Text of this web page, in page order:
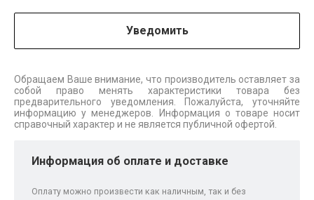
Уведомить
Обращаем Ваше внимание, что производитель оставляет за
собой право менять характеристики товара без
предварительного уведомления. Пожалуйста, уточняйте
информацию у менеджеров. Информация о товаре носит
справочный характер и не является публичной офертой.
Информация об оплате и доставке
Оплату можно произвести как наличным, так и без